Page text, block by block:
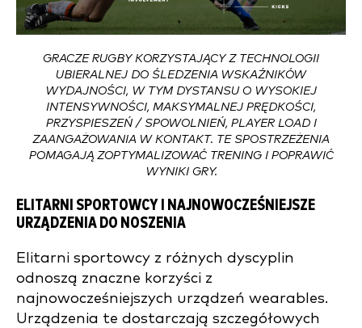
GRACZE RUGBY KORZYSTAJĄCY Z TECHNOLOGII
UBIERALNEJ DO ŚLEDZENIA WSKAŹNIKÓW
WYDAJNOŚCI, W TYM DYSTANSU O WYSOKIEJ
INTENSYWNOŚCI, MAKSYMALNEJ PRĘDKOŚCI,
PRZYSPIESZEŃ / SPOWOLNIEŃ, PLAYER LOAD I
ZAANGAŻOWANIA W KONTAKT. TE SPOSTRZEŻENIA
POMAGAJĄ ZOPTYMALIZOWAĆ TRENING I POPRAWIĆ
WYNIKI GRY.
ELITARNI SPORTOWCY I NAJNOWOCZEŚNIEJSZE
URZĄDZENIA DO NOSZENIA
Elitarni sportowcy z różnych dyscyplin
odnoszą znaczne korzyści z
najnowocześniejszych urządzeń wearables.
Urządzenia te dostarczają szczegółowych